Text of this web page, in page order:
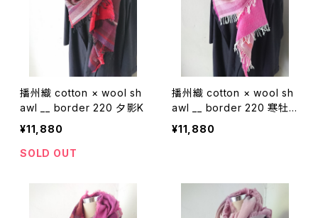
播州織 cotton × wool sh
awl __ border 220 夕影K
¥11,880
SOLD OUT
播州織 cotton × wool sh
awl __ border 220 寒牡
丹W
¥11,880